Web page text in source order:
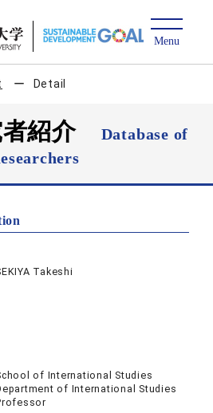
Detail
者紹介
Database of
Takeshi
of International Studies
of International Studies